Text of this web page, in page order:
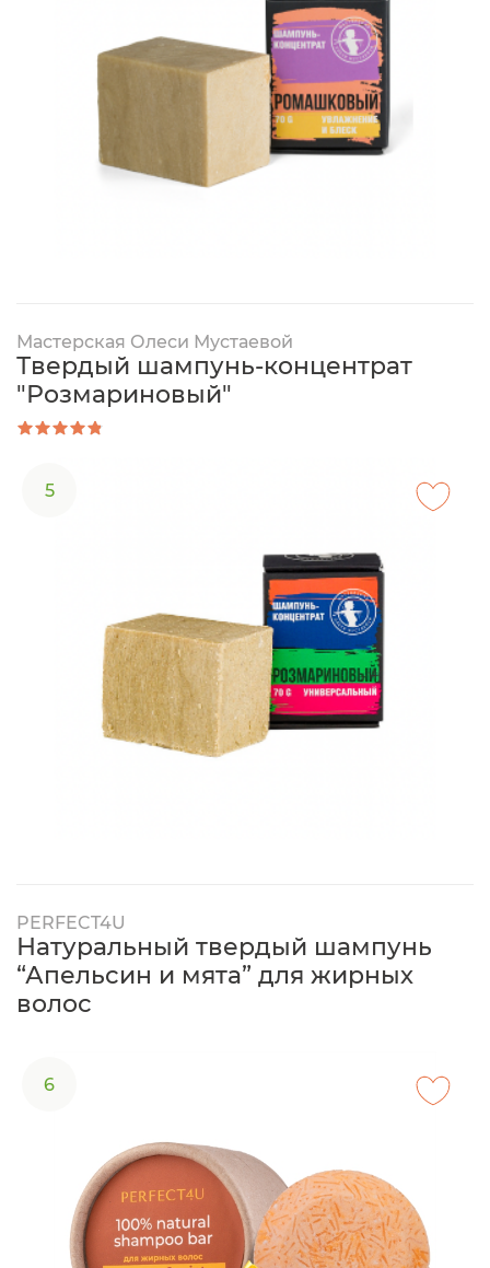
Мастерская Олеси Мустаевой
Твердый шампунь-концентрат
"Розмариновый"
5
PERFECT4U
Натуральный твердый шампунь
“Апельсин и мята” для жирных
волос
6